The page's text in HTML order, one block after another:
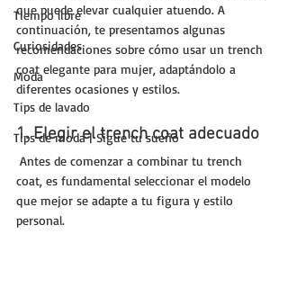
Tiempo libre
Curiosidades
Moda
Tips de lavado
Tips de moda | Sigue tu sueño
que puede elevar cualquier atuendo. A
continuación, te presentamos algunas
recomendaciones sobre cómo usar un trench
coat elegante para mujer, adaptándolo a
diferentes ocasiones y estilos.
1. Elegir el trench coat adecuado
coat, es fundamental seleccionar el modelo
que mejor se adapte a tu figura y estilo
personal.